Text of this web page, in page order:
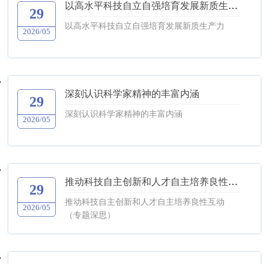
29
2026/05
以高水平科技自立自强培育发展新质生产力
以高水平科技自立自强培育发展新质生产力
29
2026/05
深刻认识科学家精神的丰富内涵
深刻认识科学家精神的丰富内涵
29
2026/05
推动科技自主创新和人才自主培养良性互动（专题深思）
推动科技自主创新和人才自主培养良性互动
（专题深思）